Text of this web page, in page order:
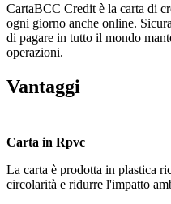
CartaBCC Credit è la carta di
ogni giorno anche online.
di pagare in tutto il mondo
operazioni.
Vantaggi
Carta in Rpvc
La carta è prodotta in plastica
circolarità e ridurre l'impatto